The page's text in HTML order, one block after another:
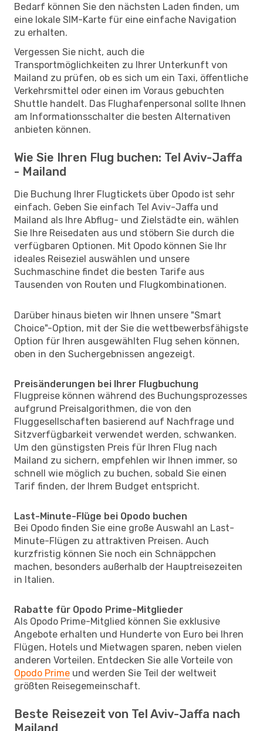
Bedarf können Sie den nächsten Laden finden, um
eine lokale SIM-Karte für eine einfache Navigation
zu erhalten.
Vergessen Sie nicht, auch die
Transportmöglichkeiten zu Ihrer Unterkunft von
Mailand zu prüfen, ob es sich um ein Taxi, öffentliche
Verkehrsmittel oder einen im Voraus gebuchten
Shuttle handelt. Das Flughafenpersonal sollte Ihnen
am Informationsschalter die besten Alternativen
anbieten können.
Wie Sie Ihren Flug buchen: Tel Aviv-Jaffa
- Mailand
Die Buchung Ihrer Flugtickets über Opodo ist sehr
einfach. Geben Sie einfach Tel Aviv-Jaffa und
Mailand als Ihre Abflug- und Zielstädte ein, wählen
Sie Ihre Reisedaten aus und stöbern Sie durch die
verfügbaren Optionen. Mit Opodo können Sie Ihr
ideales Reiseziel auswählen und unsere
Suchmaschine findet die besten Tarife aus
Tausenden von Routen und Flugkombinationen.
Darüber hinaus bieten wir Ihnen unsere "Smart
Choice"-Option, mit der Sie die wettbewerbsfähigste
Option für Ihren ausgewählten Flug sehen können,
oben in den Suchergebnissen angezeigt.
Preisänderungen bei Ihrer Flugbuchung
Flugpreise können während des Buchungsprozesses
aufgrund Preisalgorithmen, die von den
Fluggesellschaften basierend auf Nachfrage und
Sitzverfügbarkeit verwendet werden, schwanken.
Um den günstigsten Preis für Ihren Flug nach
Mailand zu sichern, empfehlen wir Ihnen immer, so
schnell wie möglich zu buchen, sobald Sie einen
Tarif finden, der Ihrem Budget entspricht.
Last-Minute-Flüge bei Opodo buchen
Bei Opodo finden Sie eine große Auswahl an Last-
Minute-Flügen zu attraktiven Preisen. Auch
kurzfristig können Sie noch ein Schnäppchen
machen, besonders außerhalb der Hauptreisezeiten
in Italien.
Rabatte für Opodo Prime-Mitglieder
Als Opodo Prime-Mitglied können Sie exklusive
Angebote erhalten und Hunderte von Euro bei Ihren
Flügen, Hotels und Mietwagen sparen, neben vielen
anderen Vorteilen. Entdecken Sie alle Vorteile von
Opodo Prime und werden Sie Teil der weltweit
größten Reisegemeinschaft.
Beste Reisezeit von Tel Aviv-Jaffa nach
Mailand